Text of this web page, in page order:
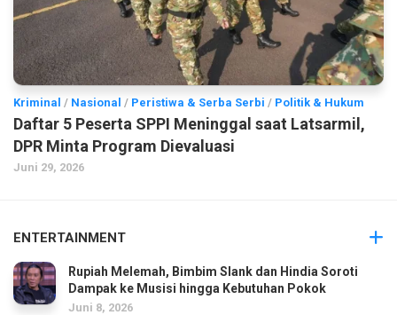
Kriminal / Nasional / Peristiwa & Serba Serbi / Politik & Hukum
Daftar 5 Peserta SPPI Meninggal saat Latsarmil,
DPR Minta Program Dievaluasi
Juni 29, 2026
ENTERTAINMENT
Rupiah Melemah, Bimbim Slank dan Hindia Soroti
Dampak ke Musisi hingga Kebutuhan Pokok
Juni 8, 2026